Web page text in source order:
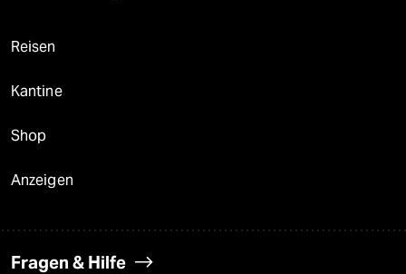
Reisen
Kantine
Shop
Anzeigen
Fragen & Hilfe